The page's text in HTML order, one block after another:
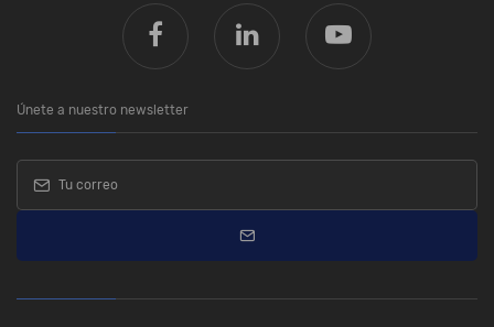
Únete a nuestro newsletter